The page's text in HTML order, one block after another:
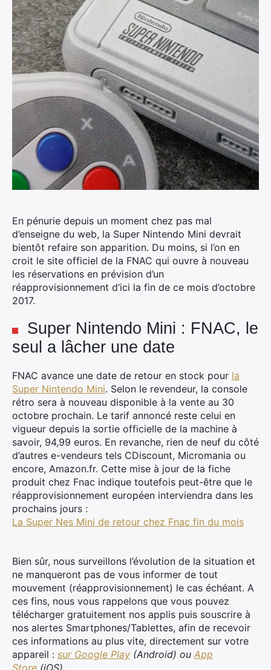
En pénurie depuis un moment chez pas mal
d’enseigne du web, la Super Nintendo Mini devrait
bientôt refaire son apparition. Du moins, si l’on en
croit le site officiel de la FNAC qui ouvre à nouveau
les réservations en prévision d’un
réapprovisionnement d’ici la fin de ce mois d’octobre
2017.
Super Nintendo Mini : FNAC, le
seul a lâcher une date
FNAC avance une date de retour en stock pour la
Super Nintendo Mini. Selon le revendeur, la console
rétro sera à nouveau disponible à la vente au 30
octobre prochain. Le tarif annoncé reste celui en
vigueur depuis la sortie officielle de la machine à
savoir, 94,99 euros. En revanche, rien de neuf du côté
d’autres e-vendeurs tels CDiscount, Micromania ou
encore, Amazon.fr. Cette mise à jour de la fiche
produit chez Fnac indique toutefois peut-être que le
réapprovisionnement européen interviendra dans les
prochains jours :
La Super Nes Mini de retour chez Fnac fin du mois
Bien sûr, nous surveillons l’évolution de la situation et
ne manqueront pas de vous informer de tout
mouvement (réapprovisionnement) le cas échéant. A
ces fins, nous vous rappelons que vous pouvez
télécharger gratuitement nos applis puis souscrire à
nos alertes Smartphones/Tablettes, afin de recevoir
ces informations au plus vite, directement sur votre
appareil : sur Google Play (Android) ou App
Store (iOS)